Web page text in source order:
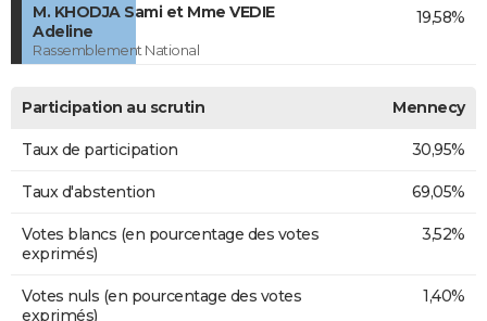
M. KHODJA Sami et Mme VEDIE
Adeline
Rassemblement National
19,58%
Participation au scrutin Mennecy
Taux de participation 30,95%
Taux d'abstention 69,05%
Votes blancs (en pourcentage des votes
exprimés)
3,52%
Votes nuls (en pourcentage des votes
exprimés)
1,40%